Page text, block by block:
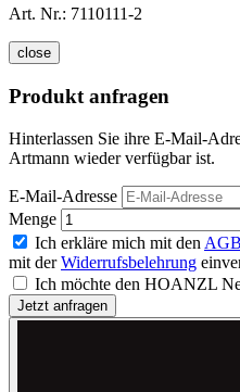
Art. Nr.: 7110111-2
close
Produkt anfragen
Hinterlassen Sie ihre E-Mail-
Artmann wieder verfügbar ist.
E-Mail-Adresse
Menge
Ich erkläre mich mit den AGB
mit derWiderrufsbelehrung
Ich möchte den HOANZL